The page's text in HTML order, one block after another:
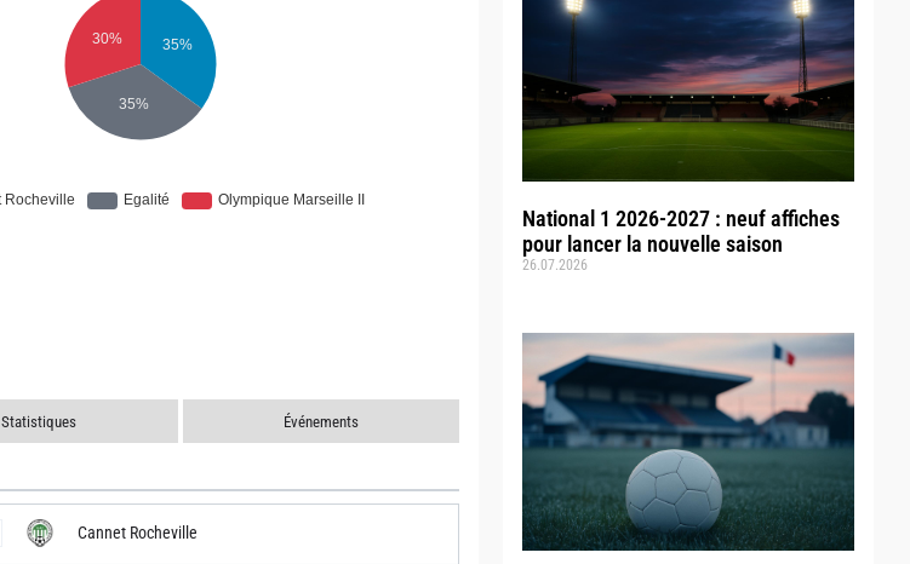
National 1 2026-2027 : neuf affiches
pour lancer la nouvelle saison
26.07.2026
Statistiques Événements
Cannet Rocheville